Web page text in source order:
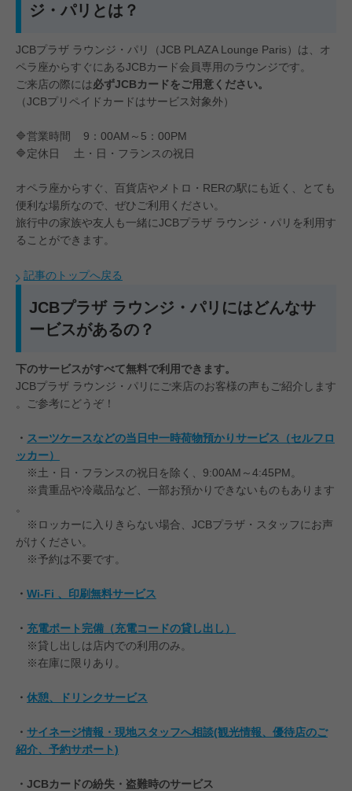
ジ・パリとは？
JCBプラザ ラウンジ・パリ（JCB PLAZA Lounge Paris）は、オ
ペラ座からすぐにあるJCBカード会員専用のラウンジです。
ご来店の際には必ずJCBカードをご用意ください。
（JCBプリペイドカードはサービス対象外）
🔷営業時間 9：00AM～5：00PM
🔷定休日 土・日・フランスの祝日
オペラ座からすぐ、百貨店やメトロ・RERの駅にも近く、とても
便利な場所なので、ぜひご利用ください。
旅行中の家族や友人も一緒にJCBプラザ ラウンジ・パリを利用す
ることができます。
記事のトップへ戻る
JCBプラザ ラウンジ・パリにはどんなサ
ービスがあるの？
下のサービスがすべて無料で利用できます。
JCBプラザ ラウンジ・パリにご来店のお客様の声もご紹介します
。ご参考にどうぞ！
・ スーツケースなどの当日中一時荷物預かりサービス（セルフロ
ッカー）
※土・日・フランスの祝日を除く、9:00AM～4:45PM。
※貴重品や冷蔵品など、一部お預かりできないものもあります
。
※ロッカーに入りきらない場合、JCBプラザ・スタッフにお声
がけください。
※予約は不要です。
・ Wi-Fi 、印刷無料サービス
・ 充電ポート完備（充電コードの貸し出し）
※貸し出しは店内での利用のみ。
※在庫に限りあり。
・ 休憩、ドリンクサービス
・ サイネージ情報・現地スタッフへ相談(観光情報、優待店のご
紹介、予約サポート)
・JCBカードの紛失・盗難時のサービス